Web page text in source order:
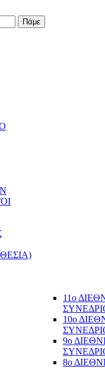
Πάμε
11ο
10ο
9ο
8ο